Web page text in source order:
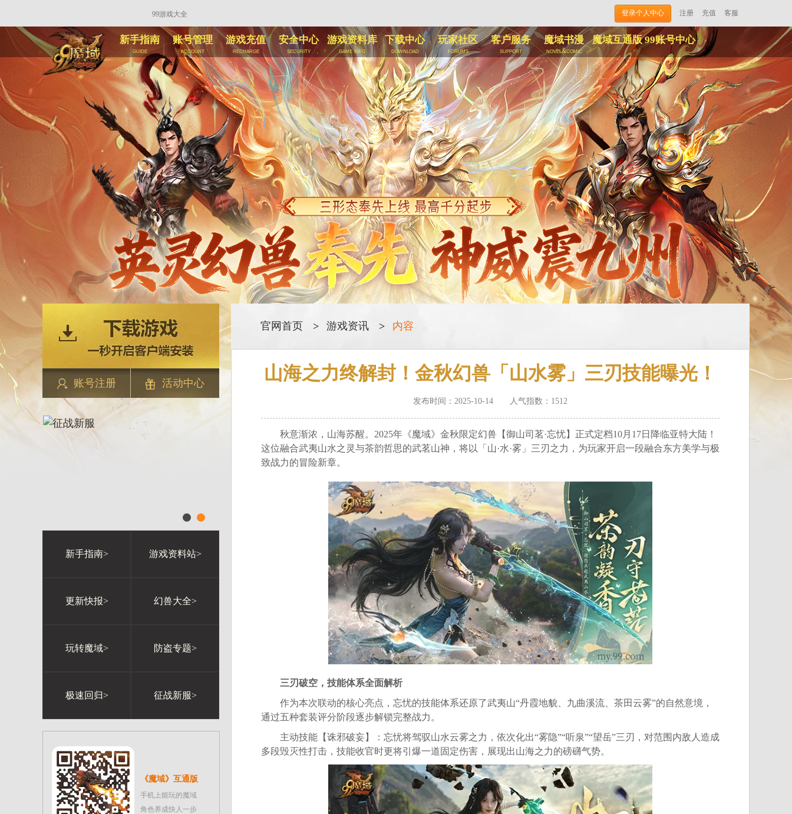
99游戏大全 登录个人中心 注册 充值 客服
新手指南
guide
账号管理
account
游戏充值
recharge
安全中心
security
游戏资料库
game info
下载中心
download
玩家社区
forums
客户服务
support
魔域书漫
novel&comic
魔域互通版 99账号中心
账号注册 活动中心
新手指南> 游戏资料站>
更新快报> 幻兽大全>
玩转魔域> 防盗专题>
极速回归> 征战新服>
《魔域》互通版
手机上能玩的魔域
角色养成快人一步
官网首页 游戏资讯 内容
山海之力终解封！金秋幻兽「山水雾」三刃技能曝光！
发布时间：2025-10-14 人气指数： 1512
秋意渐浓，山海苏醒。2025年《魔域》金秋限定幻兽【御山司茗·忘忧】正式定档10月17日降临亚特大陆！
这位融合武夷山水之灵与茶韵哲思的武茗山神，将以「山·水·雾」三刃之力，为玩家开启一段融合东方美学与极
致战力的冒险新章。
三刃破空，技能体系全面解析
作为本次联动的核心亮点，忘忧的技能体系还原了武夷山“丹霞地貌、九曲溪流、茶田云雾”的自然意境，
通过五种套装评分阶段逐步解锁完整战力。
主动技能【诛邪破妄】：忘忧将驾驭山水云雾之力，依次化出“雾隐”“听泉”“望岳”三刃，对范围内敌人造成
多段毁灭性打击，技能收官时更将引爆一道固定伤害，展现出山海之力的磅礴气势。